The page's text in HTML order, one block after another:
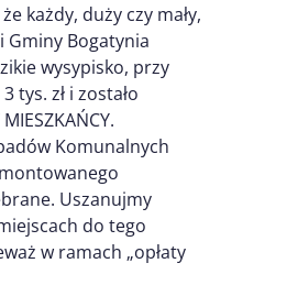
każdy, duży czy mały,
Gminy Bogatynia
wysypisko, przy
tys. zł i zostało
Komunalnych
Uszanujmy
do tego
w ramach „opłaty